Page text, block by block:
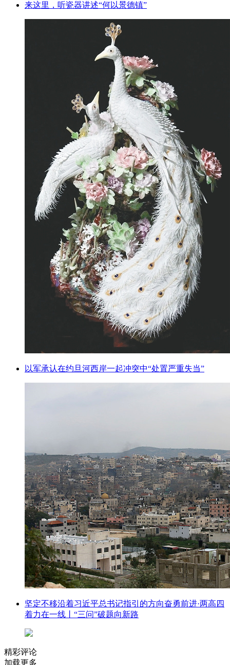
来这里，听瓷器讲述“何以景德镇”
以军承认在约旦河西岸一起冲突中“处置严重失当”
坚定不移沿着习近平总书记指引的方向奋勇前进·两高四
着力在一线丨“三问”破题向新路
精彩评论
加载更多